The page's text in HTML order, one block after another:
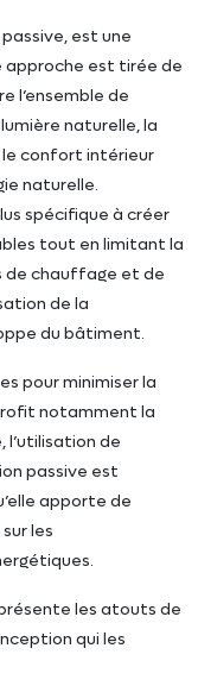
est une
est tirée de
l’ensemble de
naturelle, la
le confort intérieur
naturelle.
spécifique à créer
tout en limitant la
de chauffage et de
de la
du bâtiment.
pour minimiser la
notamment la
l’utilisation de
passive est
apporte de
les
les atouts de
qui les